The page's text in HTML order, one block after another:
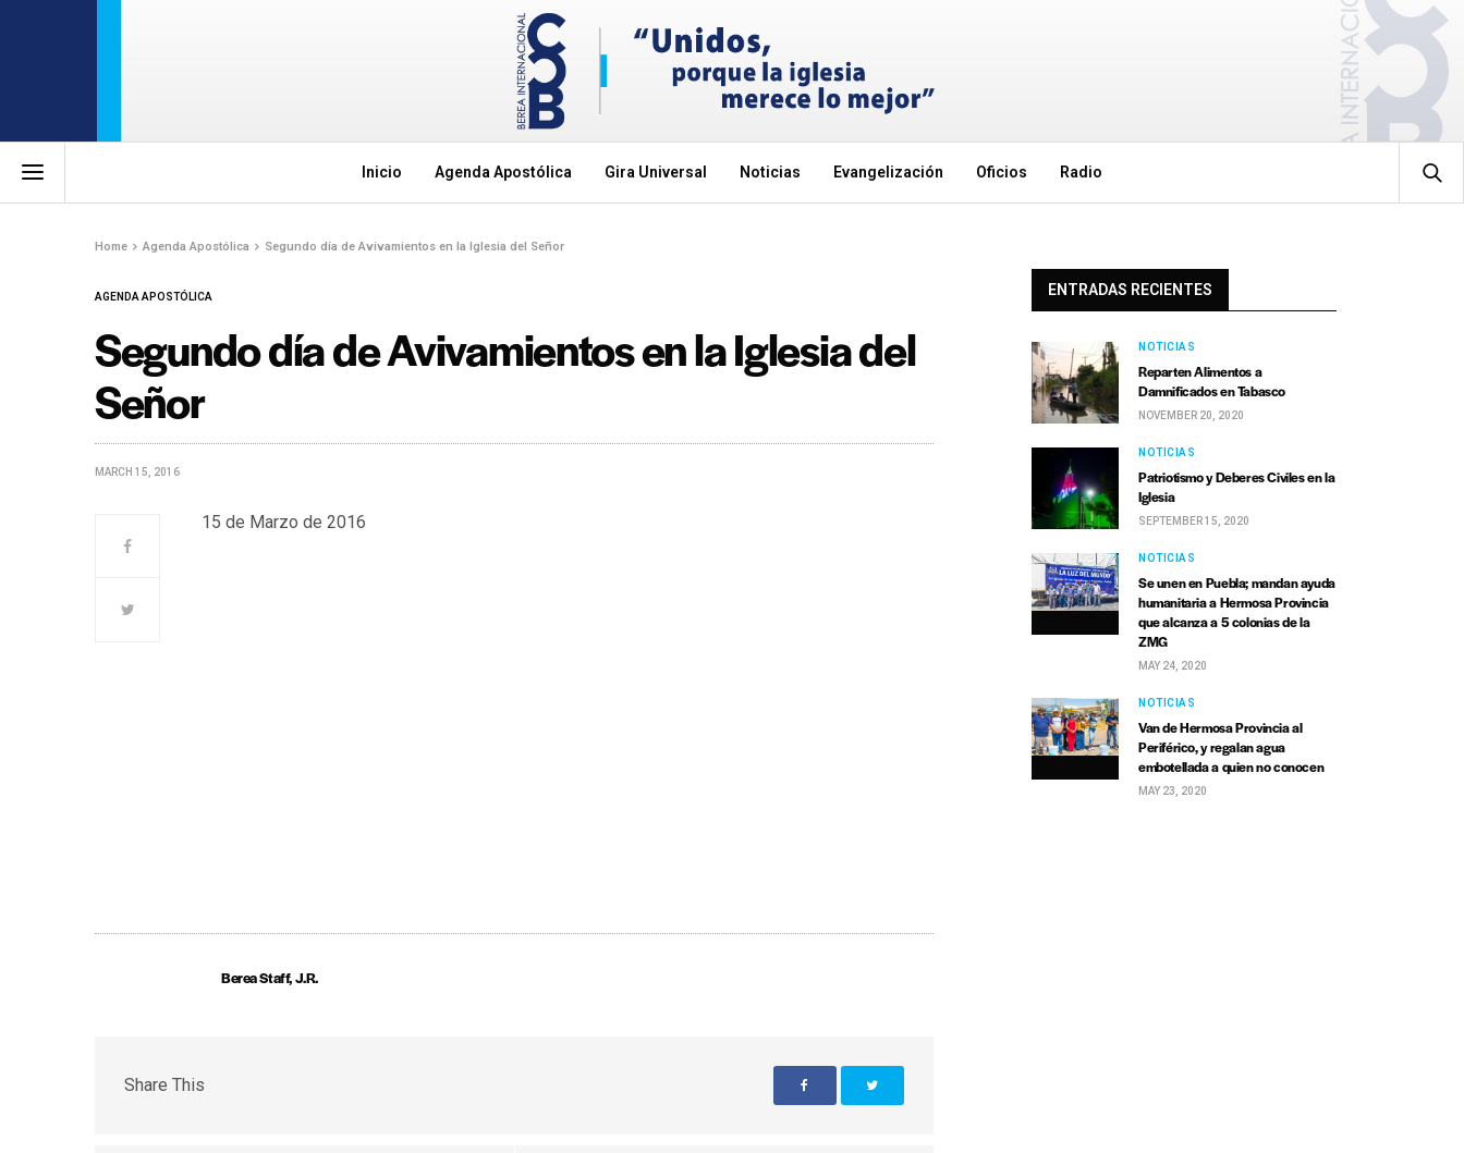
Inicio Agenda Apostólica Gira Universal Noticias Evangelización Oficios Radio
Home Agenda Apostólica Segundo día de Avivamientos en la Iglesia del Señor
AGENDA APOSTÓLICA
Segundo día de Avivamientos en la Iglesia del
Señor
MARCH 15, 2016
15 de Marzo de 2016
Berea Staff, J.R.
Share This
ENTRADAS RECIENTES
NOTICIAS
Reparten Alimentos a
Damnificados en Tabasco
NOVEMBER 20, 2020
NOTICIAS
Patriotismo y Deberes Civiles en la
Iglesia
SEPTEMBER 15, 2020
NOTICIAS
Se unen en Puebla; mandan ayuda
humanitaria a Hermosa Provincia
que alcanza a 5 colonias de la
ZMG
MAY 24, 2020
NOTICIAS
Van de Hermosa Provincia al
Periférico, y regalan agua
embotellada a quien no conocen
MAY 23, 2020